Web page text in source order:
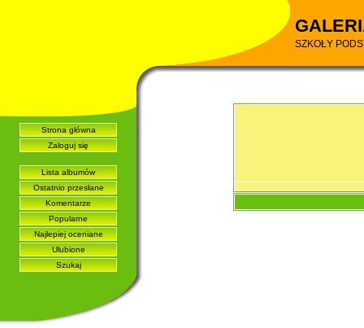
SZKOŁY
Strona główna
Zaloguj się
Lista albumów
Ostatnio przesłane
Komentarze
Popularne
Najlepiej oceniane
Ulubione
Szukaj